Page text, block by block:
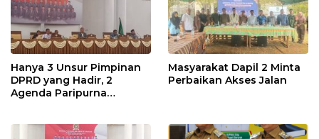
Hanya 3 Unsur Pimpinan
DPRD yang Hadir, 2
Agenda Paripurna
Masyarakat Dapil 2 Minta
Perbaikan Akses Jalan